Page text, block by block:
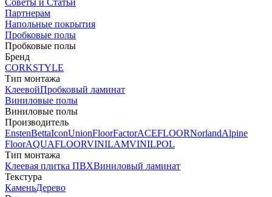
Советы и Статьи
Партнерам
Напольные покрытия
Пробковые полы
Пробковые полы
Бренд
CORKSTYLE
Тип монтажа
КлеевойПробковый ламинат
Виниловые полы
Виниловые полы
Производитель
EnstenBettaIconUnionFloorFactorACEFLOORNorlandAlpine
FloorAQUAFLOORVINILAMVINILPOL
Тип монтажа
Клеевая плитка ПВХВиниловый ламинат
Текстура
КаменьДерево